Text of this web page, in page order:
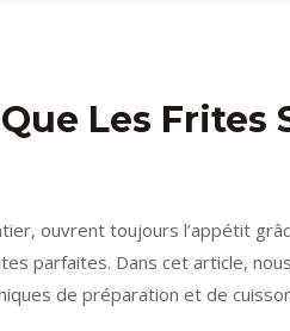
Les
ouvrent toujours l’appétit
parfaites. Dans cet article,
de préparation et de